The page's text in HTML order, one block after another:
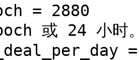
= 2880
或 24 小时